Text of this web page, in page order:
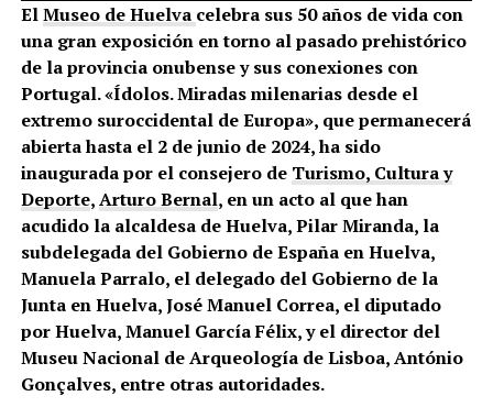
ElMuseo de Huelva celebra sus 50 años de vida con
una gran exposición en torno al pasado prehistórico
de la provincia onubense y sus conexiones con
Portugal. «Ídolos. Miradas milenarias desde el
extremo suroccidental de Europa», que permanecerá
abierta hasta el 2 de junio de 2024, ha sido
inaugurada por el consejero de Turismo, Cultura y
Deporte,Arturo Bernal, en un acto al que han
acudido la alcaldesa de Huelva, Pilar Miranda, la
subdelegada del Gobierno de España en Huelva,
Manuela Parralo, el delegado del Gobierno de la
Junta en Huelva, José Manuel Correa, el diputado
por Huelva, Manuel García Félix, y el director del
Museu Nacional de Arqueología de Lisboa, António
Gonçalves, entre otras autoridades.